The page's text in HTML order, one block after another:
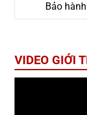
Bảo hành
VIDEO GIỚI